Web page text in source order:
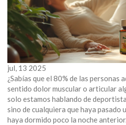
jul, 13 2025
¿Sabías que el 80% de las personas
sentido dolor muscular o articular
solo estamos hablando de
sino de cualquiera que haya pasado
haya dormido poco la noche